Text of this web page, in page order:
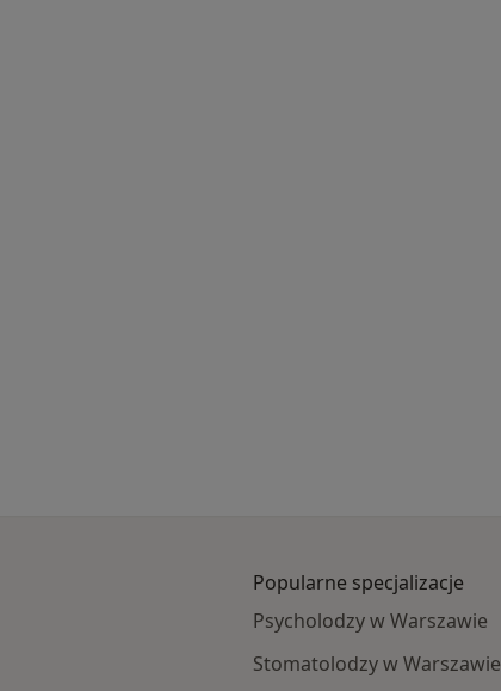
Popularne specjalizacje
Psycholodzy w Warszawie
Stomatolodzy w Warszawie